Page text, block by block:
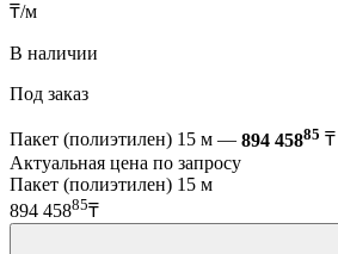
₸/м
В наличии
Под заказ
Пакет (полиэтилен) 15 м — 894 45885 ₸
Актуальная цена по запросу
Пакет (полиэтилен) 15 м
894 45885₸